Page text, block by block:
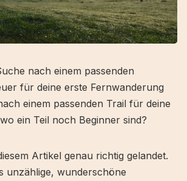
nach einem passenden
für deine erste Fernwanderung
einem passenden Trail für deine
ein Teil noch Beginner sind?
Artikel genau richtig gelandet.
unzählige, wunderschöne